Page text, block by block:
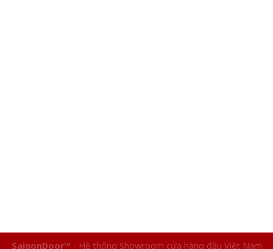
SaigonDoor™ - Hệ thống Showroom cửa hàng đầu Việt Nam